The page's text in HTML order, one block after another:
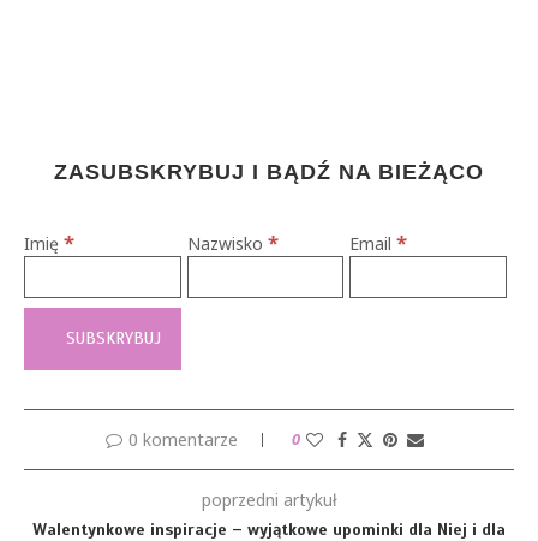
ZASUBSKRYBUJ I BĄDŹ NA BIEŻĄCO
Imię * Nazwisko * Email*
0 komentarze 0
poprzedni artykuł
Walentynkowe inspiracje – wyjątkowe upominki dla Niej i dla